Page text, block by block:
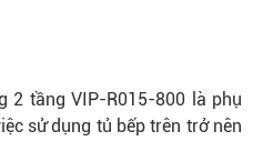
2 tầng VIP-R015-800 là phụ
sử dụng tủ bếp trên trở nên